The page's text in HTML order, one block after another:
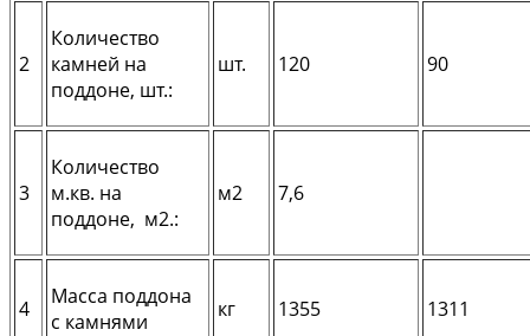
2
Количество
камней на
поддоне, шт.:
шт. 120 90
3
Количество
м.кв. на
поддоне, м2.:
м2 7,6
4
Масса поддона
с камнями
кг 1355 1311